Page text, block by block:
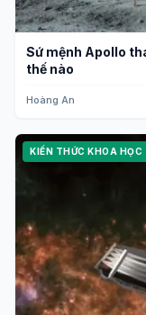
Sứ mệnh Apollo
thế nào
Hoàng An
KIẾN THỨC KHOA HỌC